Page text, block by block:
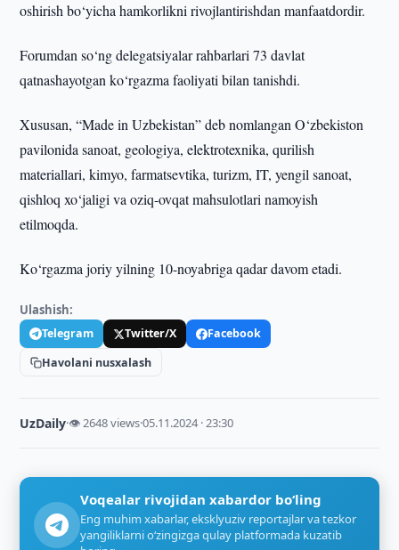
oshirish bo‘yicha hamkorlikni rivojlantirishdan manfaatdordir.
Forumdan so‘ng delegatsiyalar rahbarlari 73 davlat
qatnashayotgan ko‘rgazma faoliyati bilan tanishdi.
Xususan, “Made in Uzbekistan” deb nomlangan O‘zbekiston
pavilonida sanoat, geologiya, elektrotexnika, qurilish
materiallari, kimyo, farmatsevtika, turizm, IT, yengil sanoat,
qishloq xo‘jaligi va oziq-ovqat mahsulotlari namoyish
etilmoqda.
Ko‘rgazma joriy yilning 10-noyabriga qadar davom etadi.
Ulashish:
Telegram Twitter/X
Facebook
Havolani nusxalash
UzDaily·👁 2648 views·05.11.2024 · 23:30
Voqealar rivojidan xabardor bo‘ling
Eng muhim xabarlar, eksklyuziv reportajlar va tezkor
yangiliklarni o‘zingizga qulay platformada kuzatib